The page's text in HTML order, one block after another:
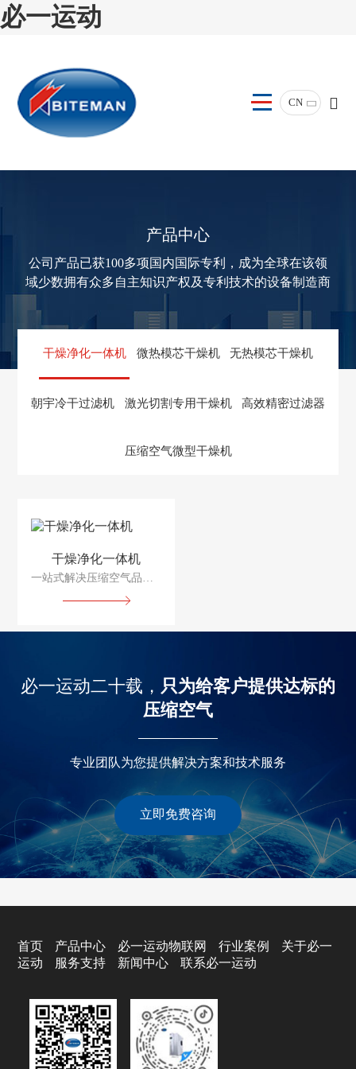
必一运动
CN
产品中心
公司产品已获100多项国内国际专利，成为全球在该领
域少数拥有众多自主知识产权及专利技术的设备制造商
干燥净化一体机 微热模芯干燥机 无热模芯干燥机
朝宇冷干过滤机 激光切割专用干燥机 高效精密过滤器
压缩空气微型干燥机
干燥净化一体机
一站式解决压缩空气品质问题
必一运动二十载， 只为给客户提供达标的
压缩空气
专业团队为您提供解决方案和技术服务
立即免费咨询
首页 产品中心 必一运动物联网 行业案例
关于必一
运动
服务支持 新闻中心 联系必一运动